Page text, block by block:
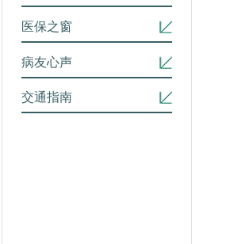
医保之窗
病友心声
交通指南